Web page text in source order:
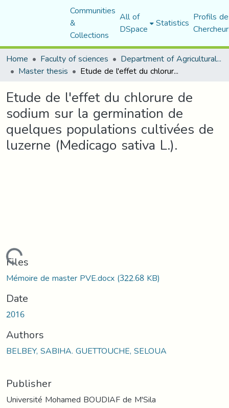
Communities
&
Collections
All of
DSpace Statistics Profils
Home
Faculty of sciences Department of Agricultural Sciences
Master thesis Etude de l'effet du chlorure de sodium sur la germination de quelques populations cultivées de luzerne (Medicago sativa L.).
Etude de l'effet du chlorure de
sodium sur la germination de
quelques populations cultivées de
luzerne (Medicago sativa L.).
Loading...
Files
Mémoire de master PVE.docx(322.68 KB)
Date
2016
Authors
BELBEY, SABIHA. GUETTOUCHE, SELOUA
Publisher
Université Mohamed BOUDIAF de M'Sila